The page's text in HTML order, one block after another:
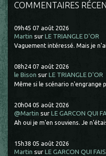
COMMENTAIRES
09h45 07 août 2026
Martin surLE TRIANGLE D'OR
Vaguement intéressé. Mais je
08h24 07 août 2026
le Bison surLE TRIANGLE D'OR
Même si le scénario n'engrange
20h04 05 août 2026
@Martin surLE GARCON QUI
Ah oui je m'en souviens. Je
15h38 05 août 2026
Martin surLE GARCON QUI